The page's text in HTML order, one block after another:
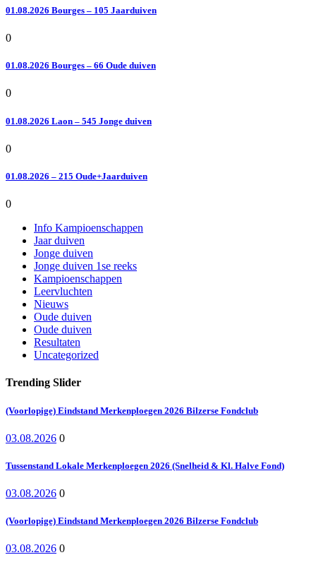
01.08.2026 Bourges – 105 Jaarduiven
0
01.08.2026 Bourges – 66 Oude duiven
0
01.08.2026 Laon – 545 Jonge duiven
0
01.08.2026 – 215 Oude+Jaarduiven
0
Info Kampioenschappen
Jaar duiven
Jonge duiven
Jonge duiven 1se reeks
Kampioenschappen
Leervluchten
Nieuws
Oude duiven
Oude duiven
Resultaten
Uncategorized
Trending Slider
(Voorlopige) Eindstand Merkenploegen 2026 Bilzerse Fondclub
03.08.2026 0
Tussenstand Lokale Merkenploegen 2026 (Snelheid & Kl. Halve Fond)
03.08.2026 0
(Voorlopige) Eindstand Merkenploegen 2026 Bilzerse Fondclub
03.08.2026 0